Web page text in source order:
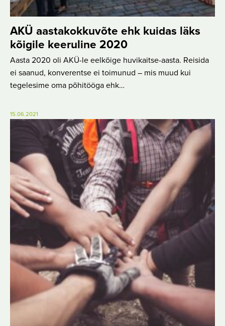
AKÜ aastakokkuvõte ehk kuidas läks
kõigile keeruline 2020
Aasta 2020 oli AKÜ-le eelkõige huvikaitse-aasta. Reisida
ei saanud, konverentse ei toimunud – mis muud kui
tegelesime oma põhitööga ehk…
15.06.2021